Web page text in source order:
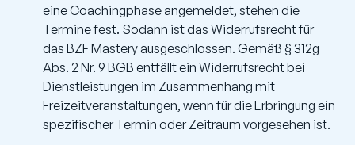
eine Coachingphase angemeldet, stehen die
Termine fest. Sodann ist das Widerrufsrecht für
das BZF Mastery ausgeschlossen. Gemäß § 312g
Abs. 2 Nr. 9 BGB entfällt ein Widerrufsrecht bei
Dienstleistungen im Zusammenhang mit
Freizeitveranstaltungen, wenn für die Erbringung ein
spezifischer Termin oder Zeitraum vorgesehen ist.